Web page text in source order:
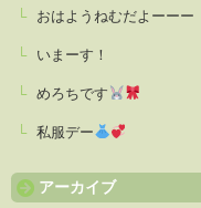
おはようねむだよーーー
いまーす！
めろちです
私服デー
アーカイブ